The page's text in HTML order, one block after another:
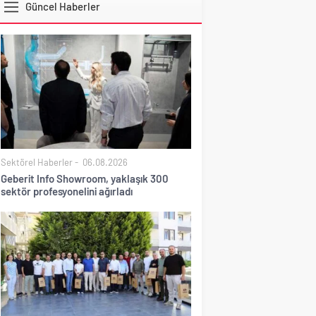
Güncel Haberler
Sektörel Haberler 06.08.2026
Geberit Info Showroom, yaklaşık 300
sektör profesyonelini ağırladı